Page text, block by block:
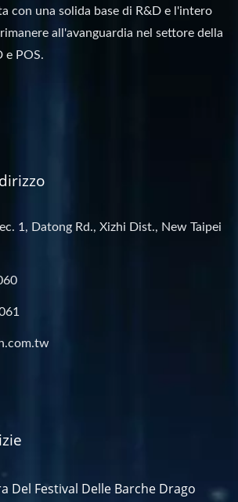
con una solida base di R&D e l'intero
all'avanguardia nel settore della
e POS.
1, Datong Rd., Xizhi Dist., New Taipei
Del Festival Delle Barche Drago